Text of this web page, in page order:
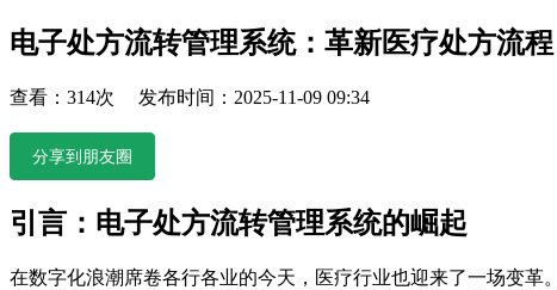
电子处方流转管理系统：革新医疗处方流
查看：314次 发布时间：2025-11-09 09:34
分享到朋友圈
引言：电子处方流转管理系统的崛起
在数字化浪潮席卷各行各业的今天，医疗行业也迎来了一场变